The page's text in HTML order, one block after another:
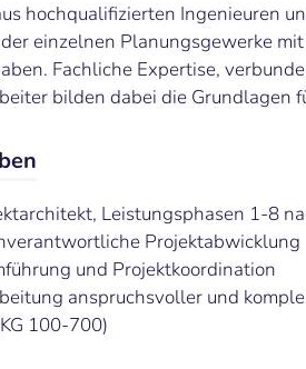
hochqualifizierten Ingenieuren
einzelnen Planungsgewerke
Fachliche Expertise,
bilden dabei die Grundlagen
Leistungsphasen 1-8
Projektabwicklung
und Projektkoordination
anspruchsvoller und
100-700)